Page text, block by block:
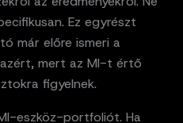
Ez egyrészt
már előre ismeri a
mert az MI-t értő
figyelnek.
eszköz-portfoliót. Ha